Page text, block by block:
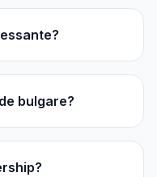
bulgare?